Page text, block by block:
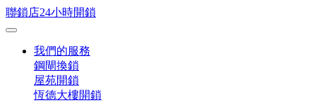
聯鎖店24小時開鎖
我們的服務
鋼閘換鎖
屋苑開鎖
恆德大樓開鎖